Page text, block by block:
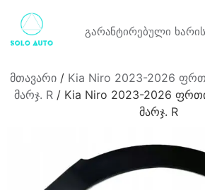
გარანტირებული
მთავარი / Kia Niro 2023-2026
მარჯ. R/ Kia Niro 2023-2026
მარჯ. R